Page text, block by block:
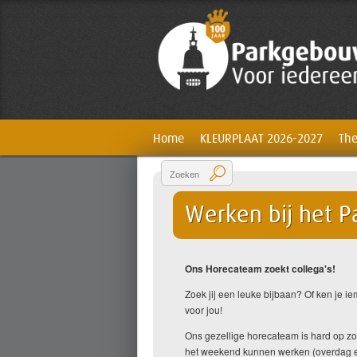
Home KLEURPLAAT 2026-2027
Werken bij het
Ons Horecateam zoekt collega's!
Zoek jij een leuke bijbaan? Of ken je
voor jou!
Ons gezellige horecateam is hard op
het weekend kunnen werken (overdag